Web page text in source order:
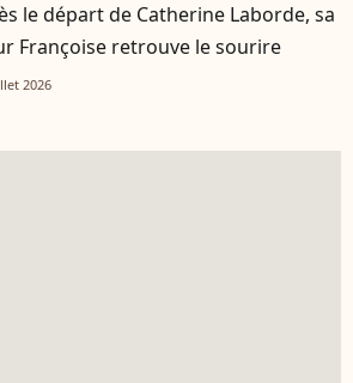
le départ de Catherine Laborde, sa
Françoise retrouve le sourire
2026